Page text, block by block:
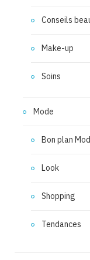
Conseils
Make-up
Soins
Mode
Bon plan
Look
Shopping
Tendances